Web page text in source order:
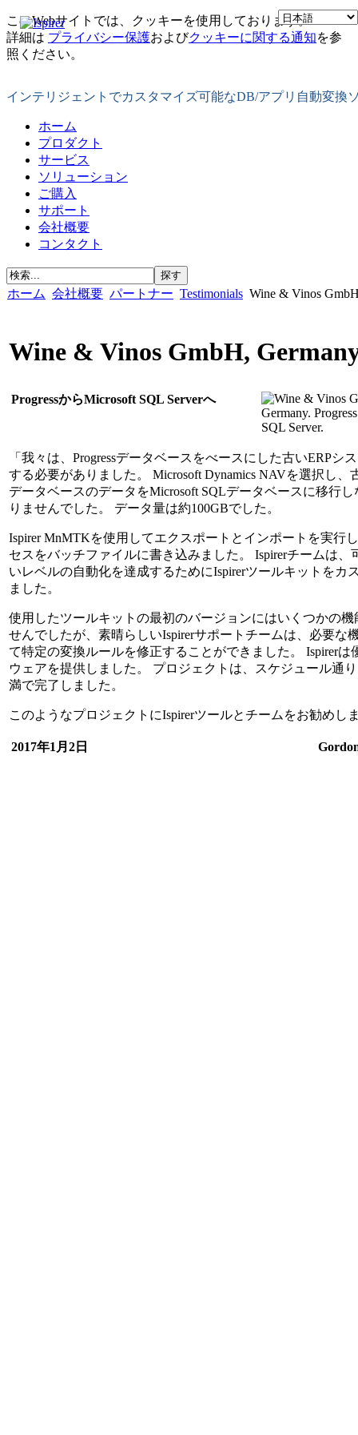
このWebサイトでは、クッキーを使用しております。
詳細は プライバシー保護およびクッキーに関する通知を参
照ください。
インテリジェントでカスタマイズ可能なDB/アプリ自動変換
ホーム
プロダクト
サービス
ソリューション
ご購入
サポート
会社概要
コンタクト
ホーム 会社概要 パートナー Testimonials Wine & Vinos
Wine & Vinos GmbH,
ProgressからMicrosoft SQL Serverへ
「我々は、Progressデータベースをべースにした古いERPシ
する必要がありました。 Microsoft Dynamics NAVを選択し、
データベースのデータをMicrosoft SQLデータベースに移行
りませんでした。 データ量は約100GBでした。
Ispirer MnMTKを使用してエクスポートとインポートを実行
セスをバッチファイルに書き込みました。 Ispirerチームは、
いレベルの自動化を達成するためにIspirerツールキットをカ
ました。
使用したツールキットの最初のバージョンにはいくつかの機
せんでしたが、素晴らしいIspirerサポートチームは、必要な
て特定の変換ルールを修正することができました。 Ispirerは
ウェアを提供しました。 プロジェクトは、スケジュール通
満で完了しました。
このようなプロジェクトにIspirerツールとチームをお勧めし
2017年1月2日